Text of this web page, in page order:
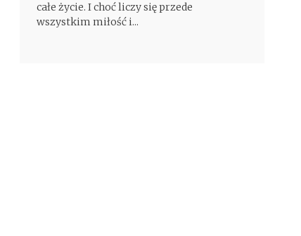
całe życie. I choć liczy się przede
wszystkim miłość i...